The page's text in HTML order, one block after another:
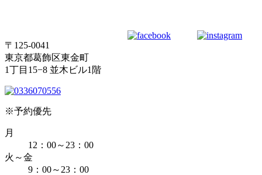
〒125-0041
東京都葛飾区東金町
1丁目15−8 並木ビル1階
※予約優先
月
12：00～23：00
火～金
9：00～23：00